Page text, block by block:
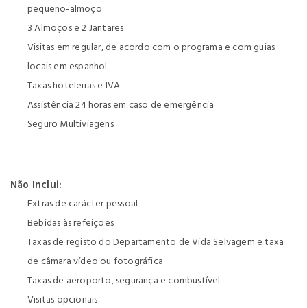
pequeno-almoço
3 Almoços e 2 Jantares
Visitas em regular, de acordo com o programa e com guias
locais em espanhol
Taxas hoteleiras e IVA
Assistência 24 horas em caso de emergência
Seguro Multiviagens
Não Inclui:
Extras de carácter pessoal
Bebidas às refeições
Taxas de registo do Departamento de Vida Selvagem e taxa
de câmara vídeo ou fotográfica
Taxas de aeroporto, segurança e combustível
Visitas opcionais